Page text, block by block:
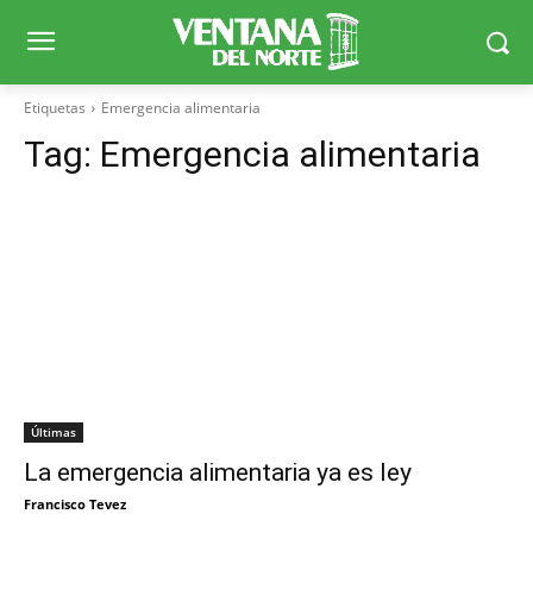
Etiquetas Emergencia alimentaria
Tag: Emergencia alimentaria
Últimas
La emergencia alimentaria ya es ley
Francisco Tevez